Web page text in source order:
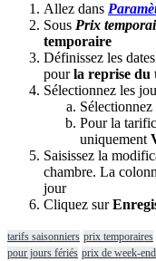
Allez dans Paramè
Sous Prix
temporaire
Définissez les dates
pour la reprise du
Sélectionnez les
Sélectionnez
Pour la
uniquement
Saisissez la
chambre. La
jour
Cliquez sur
tarifs saisonniers prix temporaires
pour jours fériés prix de week-end